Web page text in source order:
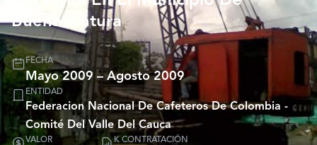
Buenaventura
FECHA
Mayo 2009 – Agosto 2009
ENTIDAD
Federacion Nacional De Cafeteros De Colombia -
Comité Del Valle Del Cauca
VALOR K CONTRATACIÓN